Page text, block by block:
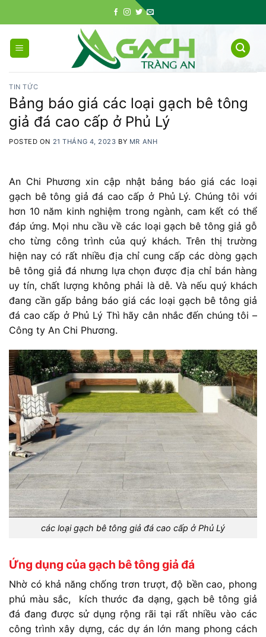
to
content
TIN TỨC
Bảng báo giá các loại gạch bê tông
giả đá cao cấp ở Phủ Lý
POSTED ON 21 THÁNG 4, 2023 BY MR ANH
An Chi Phương xin cập nhật bảng báo giá các loại
gạch bê tông giả đá cao cấp ở Phủ Lý. Chúng tôi với
hơn 10 năm kinh nghiệm trong ngành, cam kết có thể
đáp ứng. Mọi nhu cầu về các loại gạch bê tông giả gỗ
cho từng công trình của quý khách. Trên thị trường
hiện nay có rất nhiều địa chỉ cung cấp các dòng gạch
bê tông giả đá nhưng lựa chọn được địa chỉ bán hàng
uy tín, chất lượng không phải là dễ. Và nếu quý khách
đang cần gấp bảng báo giá các loại gạch bê tông giả
đá cao cấp ở Phủ Lý Thì hãy cân nhắc đến chúng tôi –
Công ty An Chi Phương.
các loại gạch bê tông giả đá cao cấp ở Phủ Lý
Ứng dụng của gạch bê tông giả đá
Nhờ có khả năng chống trơn trượt, độ bền cao, phong
phú màu sắc, kích thước đa dạng, gạch bê tông giả
đá đang được sử dụng rộng rãi tại rất nhiều vào các
công trình xây dựng, các dự án lớn mang phong cách